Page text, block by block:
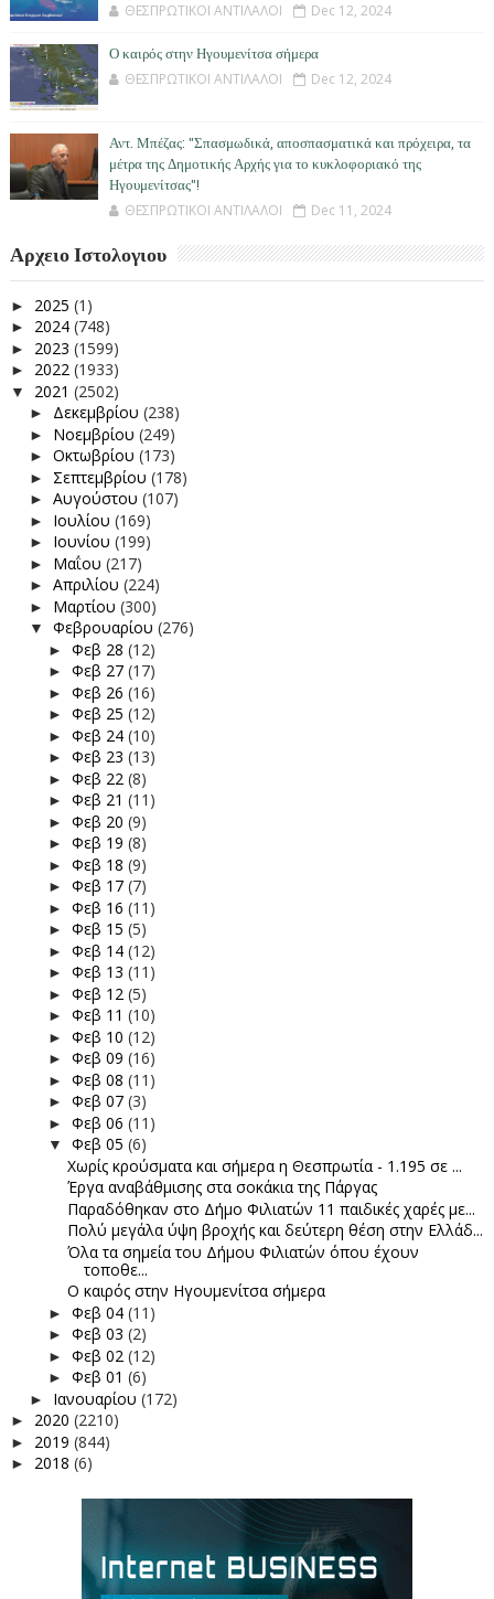
ΘΕΣΠΡΩΤΙΚΟΙ ΑΝΤΙΛΑΛΟΙ Dec 12, 2024
Ο καιρός στην Ηγουμενίτσα σήμερα
ΘΕΣΠΡΩΤΙΚΟΙ ΑΝΤΙΛΑΛΟΙ Dec 12, 2024
Αντ. Μπέζας: "Σπασμωδικά, αποσπασματικά και πρόχειρα, τα
μέτρα της Δημοτικής Αρχής για το κυκλοφοριακό της
Ηγουμενίτσας"!
ΘΕΣΠΡΩΤΙΚΟΙ ΑΝΤΙΛΑΛΟΙ Dec 11, 2024
Αρχειο Ιστολογιου
► 2025 (1)
► 2024 (748)
► 2023 (1599)
► 2022 (1933)
▼ 2021 (2502)
► Δεκεμβρίου (238)
► Νοεμβρίου (249)
► Οκτωβρίου (173)
► Σεπτεμβρίου (178)
► Αυγούστου (107)
► Ιουλίου (169)
► Ιουνίου (199)
► Μαΐου (217)
► Απριλίου (224)
► Μαρτίου (300)
▼ Φεβρουαρίου (276)
► Φεβ 28 (12)
► Φεβ 27 (17)
► Φεβ 26 (16)
► Φεβ 25 (12)
► Φεβ 24 (10)
► Φεβ 23 (13)
► Φεβ 22 (8)
► Φεβ 21 (11)
► Φεβ 20 (9)
► Φεβ 19 (8)
► Φεβ 18 (9)
► Φεβ 17 (7)
► Φεβ 16 (11)
► Φεβ 15 (5)
► Φεβ 14 (12)
► Φεβ 13 (11)
► Φεβ 12 (5)
► Φεβ 11 (10)
► Φεβ 10 (12)
► Φεβ 09 (16)
► Φεβ 08 (11)
► Φεβ 07 (3)
► Φεβ 06 (11)
▼ Φεβ 05 (6)
Χωρίς κρούσματα και σήμερα η Θεσπρωτία - 1.195 σε ...
Έργα αναβάθμισης στα σοκάκια της Πάργας
Παραδόθηκαν στο Δήμο Φιλιατών 11 παιδικές χαρές με...
Πολύ μεγάλα ύψη βροχής και δεύτερη θέση στην Ελλάδ...
Όλα τα σημεία του Δήμου Φιλιατών όπου έχουν
τοποθε...
Ο καιρός στην Ηγουμενίτσα σήμερα
► Φεβ 04 (11)
► Φεβ 03 (2)
► Φεβ 02 (12)
► Φεβ 01 (6)
► Ιανουαρίου (172)
► 2020 (2210)
► 2019 (844)
► 2018 (6)